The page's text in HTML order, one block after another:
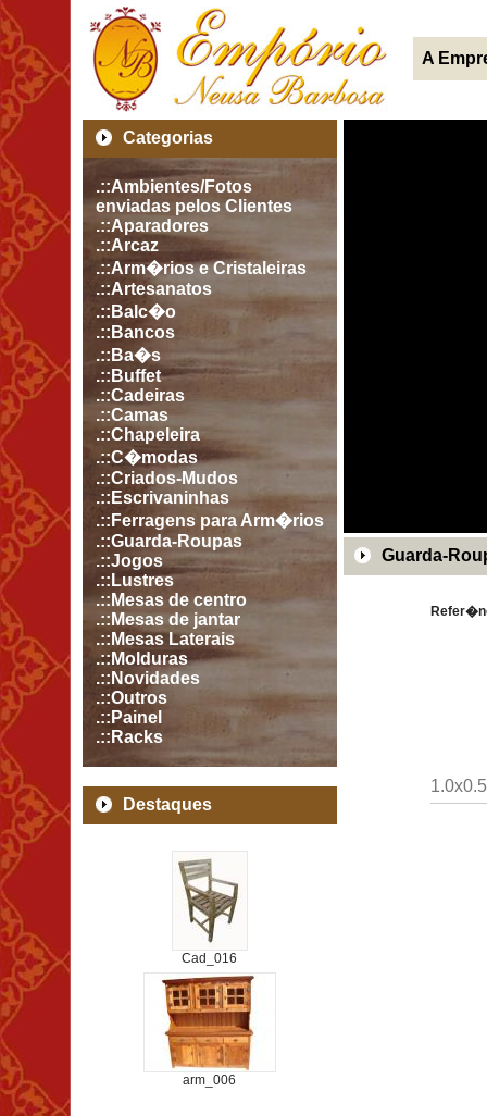
A
Categorias
.::Ambientes/Fotos
enviadas pelos Clientes
.::Aparadores
.::Arcaz
.::Arm�rios e Cristaleiras
.::Artesanatos
.::Balc�o
.::Bancos
.::Ba�s
.::Buffet
.::Cadeiras
.::Camas
.::Chapeleira
.::C�modas
.::Criados-Mudos
.::Escrivaninhas
.::Ferragens para Arm�rios
.::Guarda-Roupas
.::Jogos
.::Lustres
.::Mesas de centro
.::Mesas de jantar
.::Mesas Laterais
.::Molduras
.::Novidades
.::Outros
.::Painel
.::Racks
Destaques
Cad_016
arm_006
Guarda-